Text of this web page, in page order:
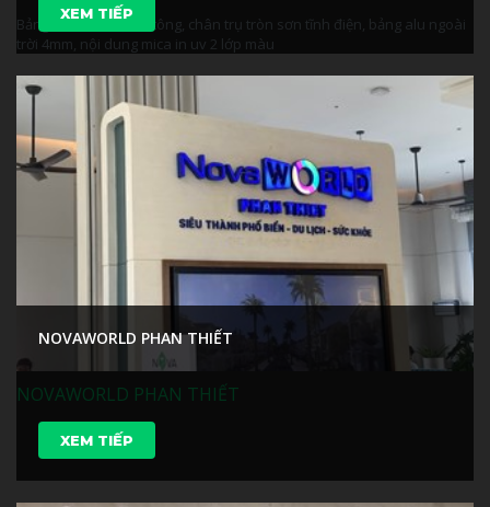
XEM TIẾP
Bảng chỉ dẫn: Trụ bê tông, chân trụ tròn sơn tĩnh điện, bảng alu ngoài
trời 4mm, nội dung mica in uv 2 lớp màu
NOVAWORLD PHAN THIẾT
XEM TIẾP
NOVAWORLD PHAN THIẾT